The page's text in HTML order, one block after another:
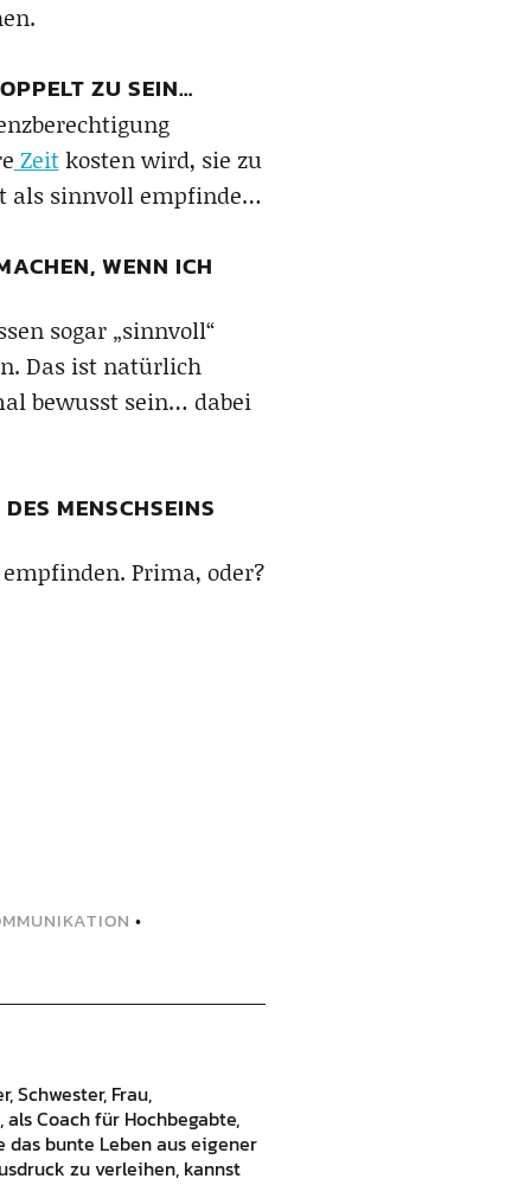
ZU SEIN…
Zeitkosten wird, sie zu
als sinnvoll empfinde…
WENN ICH
sogar „sinnvoll“
Das ist natürlich
bewusst sein… dabei
MENSCHSEINS
Prima, oder?
•
Schwester, Frau,
Coach für Hochbegabte,
das bunte Leben aus eigener
zu verleihen, kannst